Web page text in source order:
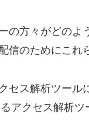
の方々がどの
信のためにこれ
セス解析ツール
アクセス解析